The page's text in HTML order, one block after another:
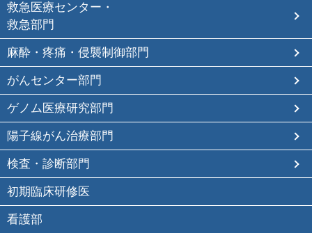
救急医療センター・
救急部門
麻酔・疼痛・侵襲制御部門
がんセンター部門
ゲノム医療研究部門
陽子線がん治療部門
検査・診断部門
初期臨床研修医
看護部